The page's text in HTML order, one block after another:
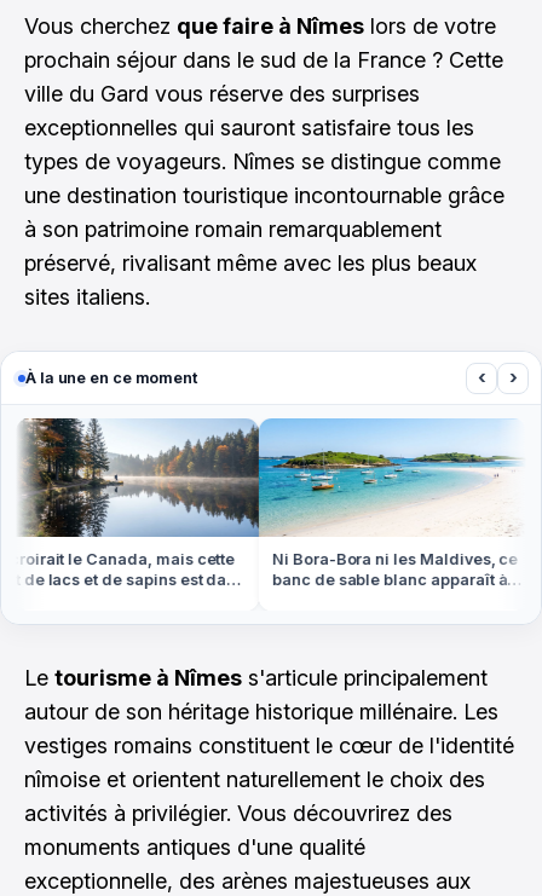
Vous cherchez que faire à Nîmes lors de votre
prochain séjour dans le sud de la France ? Cette
ville du Gard vous réserve des surprises
exceptionnelles qui sauront satisfaire tous les
types de voyageurs. Nîmes se distingue comme
une destination touristique incontournable grâce
à son patrimoine romain remarquablement
préservé, rivalisant même avec les plus beaux
sites italiens.
À la une en ce moment ‹ ›
le Canada, mais cette
de lacs et de sapins est dans
Ni Bora-Bora ni les Maldives, ce
banc de sable blanc apparaît à
Le tourisme à Nîmes s'articule principalement
autour de son héritage historique millénaire. Les
vestiges romains constituent le cœur de l'identité
nîmoise et orientent naturellement le choix des
activités à privilégier. Vous découvrirez des
monuments antiques d'une qualité
exceptionnelle, des arènes majestueuses aux